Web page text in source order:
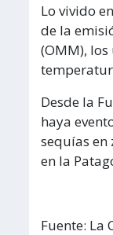
Lo vivido
de la
(OMM),
Desde la
haya
sequías en
en la
Fuente: La